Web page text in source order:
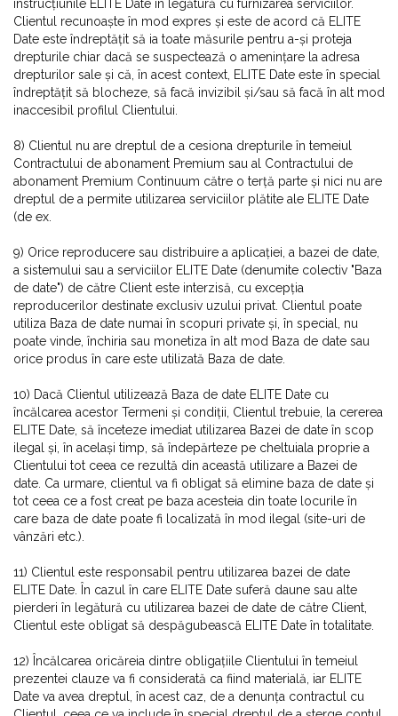
instrucțiunile ELITE Date în legătură cu furnizarea serviciilor.
Clientul recunoaște în mod expres și este de acord că ELITE
Date este îndreptățit să ia toate măsurile pentru a-și proteja
drepturile chiar dacă se suspectează o amenințare la adresa
drepturilor sale și că, în acest context, ELITE Date este în special
îndreptățit să blocheze, să facă invizibil și/sau să facă în alt mod
inaccesibil profilul Clientului.
8) Clientul nu are dreptul de a cesiona drepturile în temeiul
Contractului de abonament Premium sau al Contractului de
abonament Premium Continuum către o terță parte și nici nu are
dreptul de a permite utilizarea serviciilor plătite ale ELITE Date
(de ex.
9) Orice reproducere sau distribuire a aplicației, a bazei de date,
a sistemului sau a serviciilor ELITE Date (denumite colectiv "Baza
de date") de către Client este interzisă, cu excepția
reproducerilor destinate exclusiv uzului privat. Clientul poate
utiliza Baza de date numai în scopuri private și, în special, nu
poate vinde, închiria sau monetiza în alt mod Baza de date sau
orice produs în care este utilizată Baza de date.
10) Dacă Clientul utilizează Baza de date ELITE Date cu
încălcarea acestor Termeni și condiții, Clientul trebuie, la cererea
ELITE Date, să înceteze imediat utilizarea Bazei de date în scop
ilegal și, în același timp, să îndepărteze pe cheltuiala proprie a
Clientului tot ceea ce rezultă din această utilizare a Bazei de
date. Ca urmare, clientul va fi obligat să elimine baza de date și
tot ceea ce a fost creat pe baza acesteia din toate locurile în
care baza de date poate fi localizată în mod ilegal (site-uri de
vânzări etc.).
11) Clientul este responsabil pentru utilizarea bazei de date
ELITE Date. În cazul în care ELITE Date suferă daune sau alte
pierderi în legătură cu utilizarea bazei de date de către Client,
Clientul este obligat să despăgubească ELITE Date în totalitate.
12) Încălcarea oricăreia dintre obligațiile Clientului în temeiul
prezentei clauze va fi considerată ca fiind materială, iar ELITE
Date va avea dreptul, în acest caz, de a denunța contractul cu